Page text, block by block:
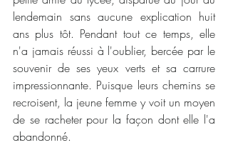
lendemain sans aucune explication huit
ans plus tôt. Pendant tout ce temps, elle
n'a jamais réussi à l'oublier, bercée par le
souvenir de ses yeux verts et sa carrure
impressionnante. Puisque leurs chemins se
recroisent, la jeune femme y voit un moyen
de se racheter pour la façon dont elle l'a
abandonné.